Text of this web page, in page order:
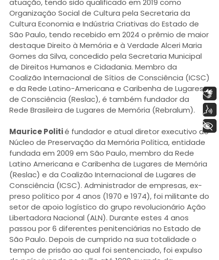
atuação, tendo sido qualificado em 2019 como
Organização Social de Cultura pela Secretaria da
Cultura Economia e Indústria Criativas do Estado de
São Paulo, tendo recebido em 2024 o prêmio de maior
destaque Direito à Memória e à Verdade Alceri Maria
Gomes da Silva, concedido pela Secretaria Municipal
de Direitos Humanos e Cidadania. Membro da
Coalizão Internacional de Sítios de Consciência (ICSC)
e da Rede Latino-Americana e Caribenha de Lugares
de Consciência (Reslac), é também fundador da
Rede Brasileira de Lugares de Memória (Rebralum).
Maurice Politié fundador e atual diretor executivo do
Núcleo de Preservação da Memória Política, entidade
fundada em 2009 em São Paulo, membro da Rede
Latino Americana e Caribenha de Lugares de Memória
(Reslac) e da Coalizão Internacional de Lugares de
Consciência (ICSC). Administrador de empresas, ex-
preso político por 4 anos (1970 e 1974), foi militante do
setor de apoio logístico do grupo revolucionário Ação
Libertadora Nacional (ALN). Durante estes 4 anos
passou por 6 diferentes penitenciárias no Estado de
São Paulo. Depois de cumprido na sua totalidade o
tempo de prisão ao qual foi sentenciado, foi expulso
Libras
Voz